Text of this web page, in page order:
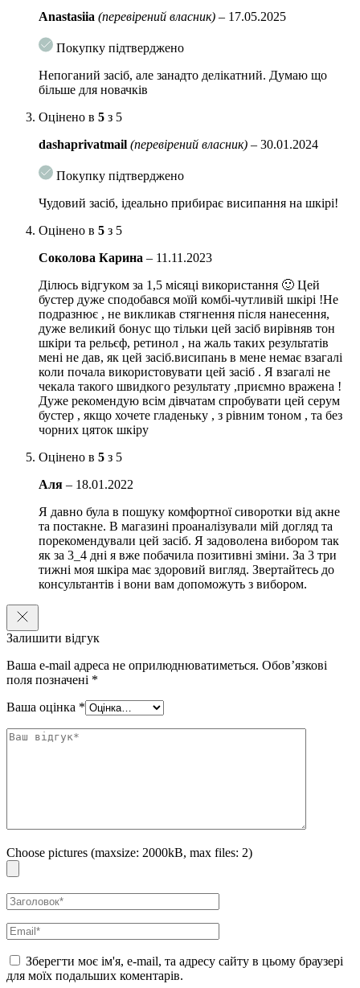
всюди, де є висипання. Можна використовувати соло або в суміші з
прищів.
Anastasiia (перевірений власник) – 17.05.2025
Покупку підтверджено
Непоганий засіб, але занадто делікатний. Думаю що
більше для новачків
Оцінено в 5 з 5
dashaprivatmail (перевірений власник) – 30.01.2024
Покупку підтверджено
Чудовий засіб, ідеально прибирає висипання на шкірі!
Оцінено в 5 з 5
Соколова Карина – 11.11.2023
Ділюсь відгуком за 1,5 місяці використання 🙂 Цей
бустер дуже сподобався моїй комбі-чутливій шкірі !Не
подразнює , не викликав стягнення після нанесення,
дуже великий бонус що тільки цей засіб вирівняв тон
шкіри та рельєф, ретинол , на жаль таких результатів
мені не дав, як цей засіб.висипань в мене немає взагалі
коли почала використовувати цей засіб . Я взагалі не
чекала такого швидкого результату ,приємно вражена !
Дуже рекомендую всім дівчатам спробувати цей серум
бустер , якщо хочете гладеньку , з рівним тоном , та без
чорних цяток шкіру
Оцінено в 5 з 5
Аля – 18.01.2022
Я давно була в пошуку комфортної сиворотки від акне
та постакне. В магазині проаналізували мій догляд та
порекомендували цей засіб. Я задоволена вибором так
як за 3_4 дні я вже побачила позитивні зміни. За 3 три
тижні моя шкіра має здоровий вигляд. Звертайтесь до
консультантів і вони вам допоможуть з вибором.
Залишити відгук
Ваша e-mail адреса не оприлюднюватиметься. Обов’язкові
поля позначені *
Ваша оцінка *
Choose pictures (maxsize: 2000kB, max files: 2)
Зберегти моє ім'я, e-mail, та адресу сайту в цьому браузері
для моїх подальших коментарів.